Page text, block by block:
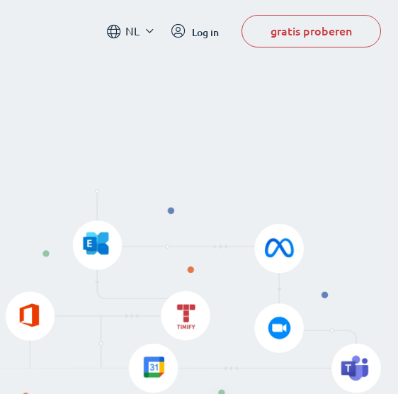
NL Log in gratis proberen